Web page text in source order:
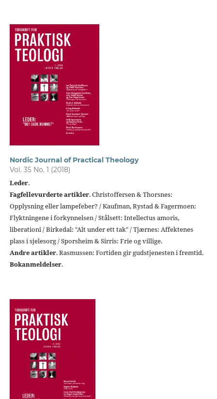
Nordic Journal of Practical Theology
Vol. 35 No. 1 (2018)
Leder.
Fagfellevurderte artikler. Christoffersen & Thorsnes:
Opplysning eller lampefeber? / Kaufman, Rystad & Fagermoen:
Flyktningene i forkynnelsen / Stålsett: Intellectus amoris,
liberationi / Birkedal: "Alt under ett tak" / Tjærnes: Affektenes
plass i sjelesorg / Sporsheim & Sirris: Frie og villige.
Andre artikler. Rasmussen: Fortiden gir gudstjenesten i fremtid.
Bokanmeldelser.